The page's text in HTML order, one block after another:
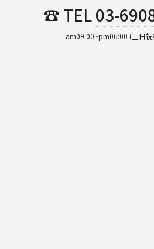
☎ TEL03-
am09:00~pm06:00 (土日祝